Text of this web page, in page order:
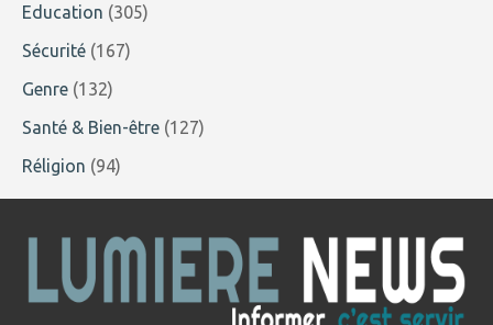
Education (305)
Sécurité (167)
Genre (132)
Santé & Bien-être (127)
Réligion (94)